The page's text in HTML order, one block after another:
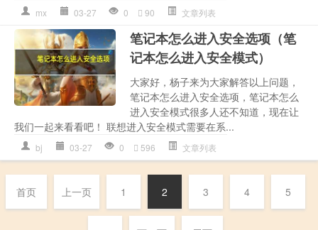
mx 03-27 0 90 文章列表
笔记本怎么进入安全选项（笔
记本怎么进入安全模式）
大家好，杨子来为大家解答以上问题，
笔记本怎么进入安全选项，笔记本怎么
进入安全模式很多人还不知道，现在让
我们一起来看看吧！ 联想进入安全模式需要在系...
bj 03-27 0 596 文章列表
首页 上一页 1 2 3 4 5